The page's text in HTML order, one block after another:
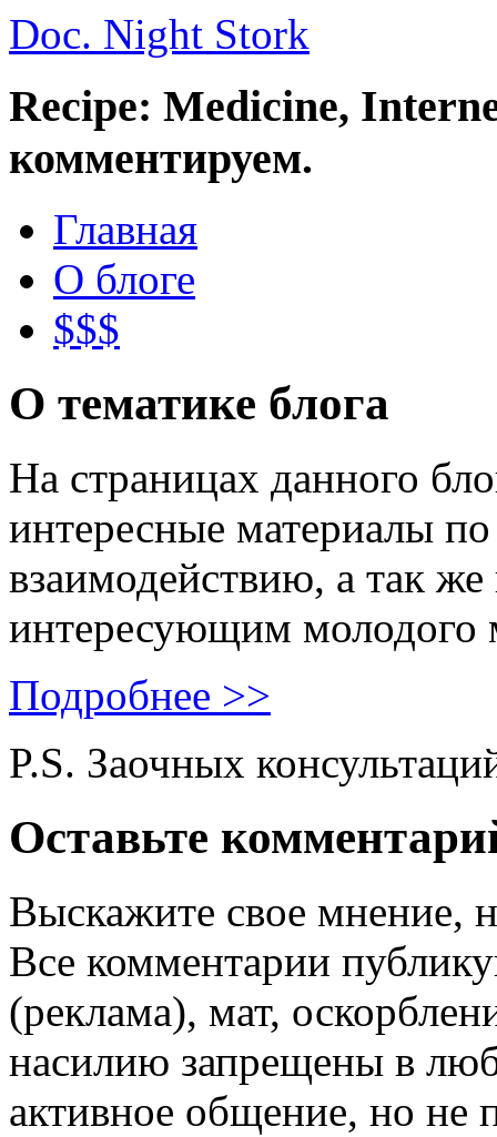
Doc. Night Stork
Recipe: Medicine,
комментируем.
Главная
О блоге
$$$
О тематике блога
На страницах данного
интересные материалы
взаимодействию, а так
интересующим молодого
Подробнее >>
P.S. Заочных
Оставьте
Выскажите свое мнение,
Все комментарии
(реклама), мат,
насилию запрещены в
активное общение, но не